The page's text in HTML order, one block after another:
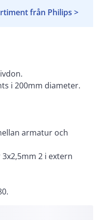
från Philips >
i 200mm diameter.
armatur och
2 i extern